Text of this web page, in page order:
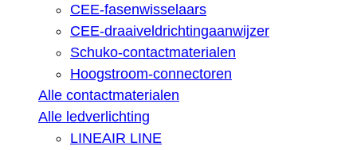
CEE-fasenwisselaars
CEE-draaiveldrichtingaanwijzer
Schuko-contactmaterialen
Hoogstroom-connectoren
Alle contactmaterialen
Alle ledverlichting
LINEAIR LINE